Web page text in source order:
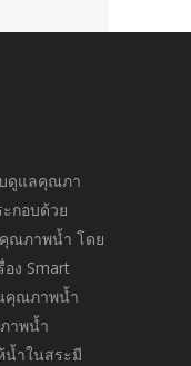
ดูแลคุณภา
กอบด้วย
ณภาพนํ้า โดย
ง Smart
คุณภาพนํ้า
าพนํ้า
นํ้าในสระมี